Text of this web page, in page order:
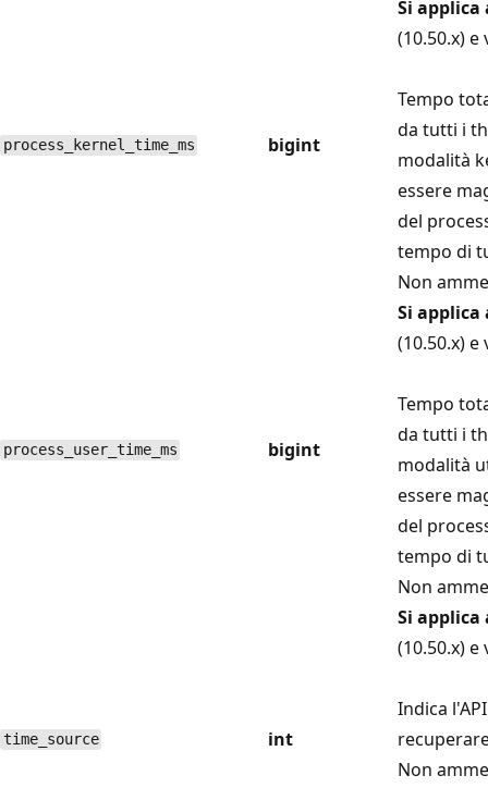
process_kernel_time_ms bigint
Si applica
(10.50.x)
Tempo
da tutti i
modalità
essere
del
tempo di
Non
process_user_time_ms bigint
Si applica
(10.50.x)
Tempo
da tutti i
modalità
essere
del
tempo di
Non
time_source int
Si applica
(10.50.x)
Indica
Non